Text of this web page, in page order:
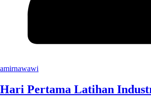
amirnawawi
Hari Pertama Latihan